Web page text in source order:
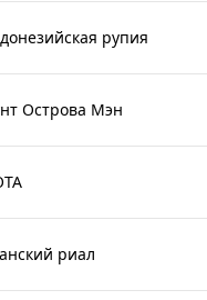
рупия
Острова Мэн
риал